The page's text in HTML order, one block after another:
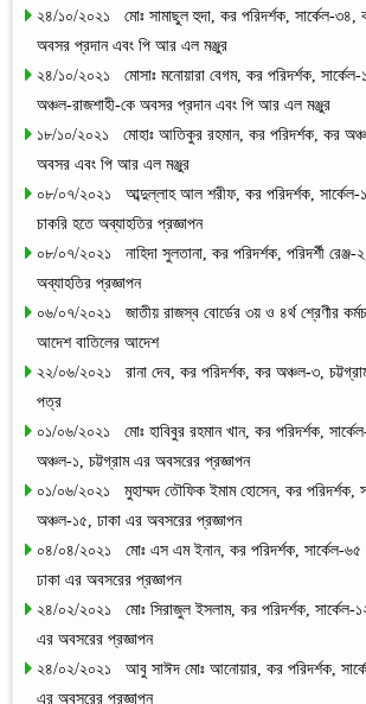
২৪/১০/২০২১ মোঃ সামাছুল হুদা, কর পরিদর্শক, সার্কেল-৩৪,
অবসর প্রদান এবং পি আর এল মঞ্জুর
২৪/১০/২০২১ মোসাঃ মনোয়ারা বেগম, কর পরিদর্শক,
অঞ্চল-রাজশাহী-কে অবসর প্রদান এবং পি আর এল মঞ্জুর
১৮/১০/২০২১ মোহাঃ আতিকুর রহমান, কর পরিদর্শক, কর
অবসর এবং পি আর এল মঞ্জুর
০৮/০৭/২০২১ আব্দুল্লাহ আল শরীফ, কর পরিদর্শক, সার্কেল-
চাকরি হতে অব্যাহতির প্রজ্ঞাপন
০৮/০৭/২০২১ নাহিদা সুলতানা, কর পরিদর্শক, পরিদর্শী
অব্যাহতির প্রজ্ঞাপন
০৬/০৭/২০২১ জাতীয় রাজস্ব বোর্ডের ৩য় ও ৪র্থ শ্রেণীর
আদেশ বাতিলের আদেশ
২২/০৬/২০২১ রানা দেব, কর পরিদর্শক, কর অঞ্চল-৩,
পত্র
০১/০৬/২০২১ মোঃ হাবিবুর রহমান খান, কর পরিদর্শক,
অঞ্চল-১, চট্টগ্রাম এর অবসরের প্রজ্ঞাপন
০১/০৬/২০২১ মুহাম্মদ তৌফিক ইমাম হোসেন, কর পরিদর্শক,
অঞ্চল-১৫, ঢাকা এর অবসরের প্রজ্ঞাপন
০৪/০৪/২০২১ মোঃ এস এম ইনান, কর পরিদর্শক, সার্কেল-
ঢাকা এর অবসরের প্রজ্ঞাপন
২৪/০২/২০২১ মোঃ সিরাজুল ইসলাম, কর পরিদর্শক, সার্কেল-
এর অবসরের প্রজ্ঞাপন
২৪/০২/২০২১ আবু সাঈদ মোঃ আনোয়ার, কর পরিদর্শক,
এর অবসরের প্রজ্ঞাপন